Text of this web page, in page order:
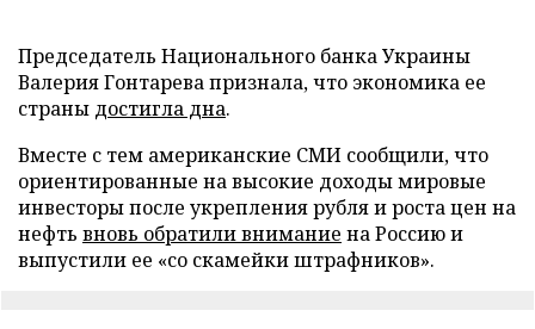
Председатель Национального банка Украины
Валерия Гонтарева признала, что экономика ее
страны достигла дна.
Вместе с тем американские СМИ сообщили, что
ориентированные на высокие доходы мировые
инвесторы после укрепления рубля и роста цен на
нефть вновь обратили внимание на Россию и
выпустили ее «со скамейки штрафников».